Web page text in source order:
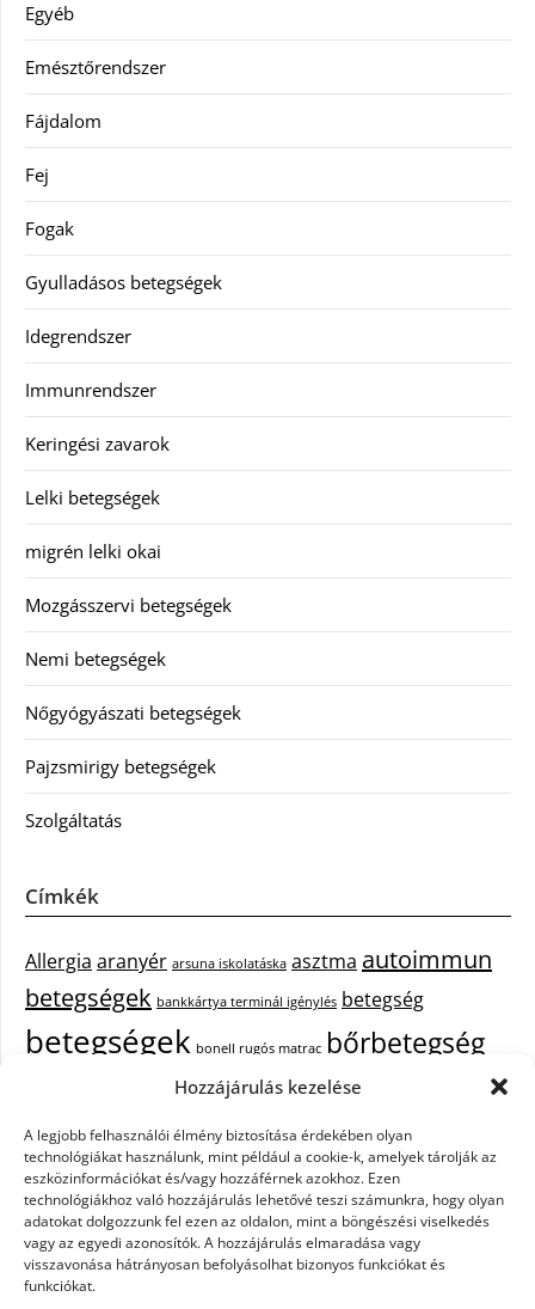
Hozzájárulás kezelése
A legjobb felhasználói élmény biztosítása érdekében olyan
technológiákat használunk, mint például a cookie-k, amelyek tárolják az
eszközinformációkat és/vagy hozzáférnek azokhoz. Ezen
technológiákhoz való hozzájárulás lehetővé teszi számunkra, hogy olyan
adatokat dolgozzunk fel ezen az oldalon, mint a böngészési viselkedés
vagy az egyedi azonosítók. A hozzájárulás elmaradása vagy
visszavonása hátrányosan befolyásolhat bizonyos funkciókat és
funkciókat.
Egyéb
Emésztőrendszer
Fájdalom
Fej
Fogak
Gyulladásos betegségek
Idegrendszer
Immunrendszer
Keringési zavarok
Lelki betegségek
migrén lelki okai
Mozgásszervi betegségek
Nemi betegségek
Nőgyógyászati betegségek
Pajzsmirigy betegségek
Szolgáltatás
Címkék
Allergia aranyér arsuna iskolatáska asztma autoimmun
betegségek bankkártya terminál igénylés betegség
betegségek bonell rugós matrac bőrbetegség
bőrbetegségek cukorbetegség
debrecen iroda bérlés egészségügyi piercing epekőepilepszia
tisztítása fejfájás festőszerszám fájdalom háztartási gép
hűtőszekrény immunrendszer keringető szivattyú kazánhoz kisfiú
cipő műanyag kosár műszempilla napelem szaldó elszámolás
pajzsmirigy betegségekpajzsmirigy betegség lelki okai